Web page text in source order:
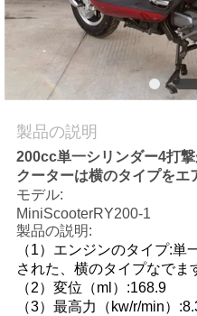
絡
し
な
さ
い
製品の説明
200cc単一シリンダー4打
クーターは横のタイプをエ
モデル:
MiniScooterRY200-1
製品の説明:
（1）エンジンのタイプ:
された、横のタイプなでま
（2）変位（ml）:168.9
（3）最高力（kw/r/min）